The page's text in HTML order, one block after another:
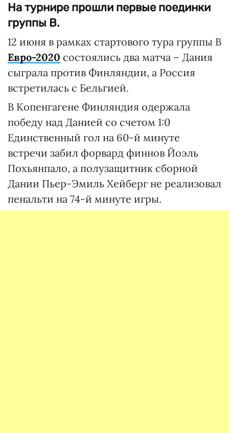
На турнире прошли первые поединки
группы B.
12 июня в рамках стартового тура группы B
Евро-2020 состоялись два матча – Дания
сыграла против Финляндии, а Россия
встретилась с Бельгией.
В Копенгагене Финляндия одержала
победу над Данией со счетом 1:0
Единственный гол на 60-й минуте
встречи забил форвард финнов Йоэль
Похьянпало, а полузащитник сборной
Дании Пьер-Эмиль Хейберг не реализовал
пенальти на 74-й минуте игры.